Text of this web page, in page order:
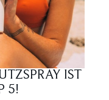
IST
5!